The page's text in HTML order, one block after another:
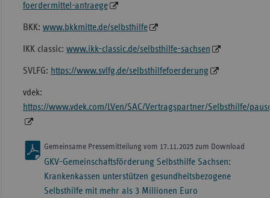
foerdermittel-antraege
BKK: www.bkkmitte.de/selbsthilfe
IKK classic: www.ikk-classic.de/selbsthilfe-sachsen
SVLFG: https://www.svlfg.de/selbsthilfefoerderung
vdek:
https://www.vdek.com/LVen/SAC/Vertragspartner/Selbsthilfe/
Gemeinsame Pressemitteilung vom 17.11.2025 zum Download
GKV-Gemeinschaftsförderung Selbsthilfe Sachsen:
Krankenkassen unterstützen gesundheitsbezogene
Selbsthilfe mit mehr als 3 Millionen Euro